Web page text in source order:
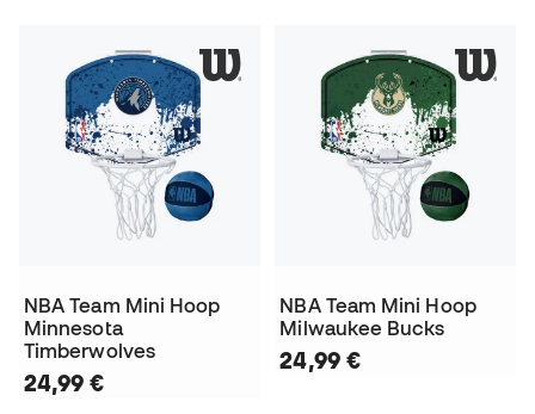
NBA Team Mini Hoop
Minnesota
Timberwolves
24,99 €
NBA Team Mini Hoop
Milwaukee Bucks
24,99 €